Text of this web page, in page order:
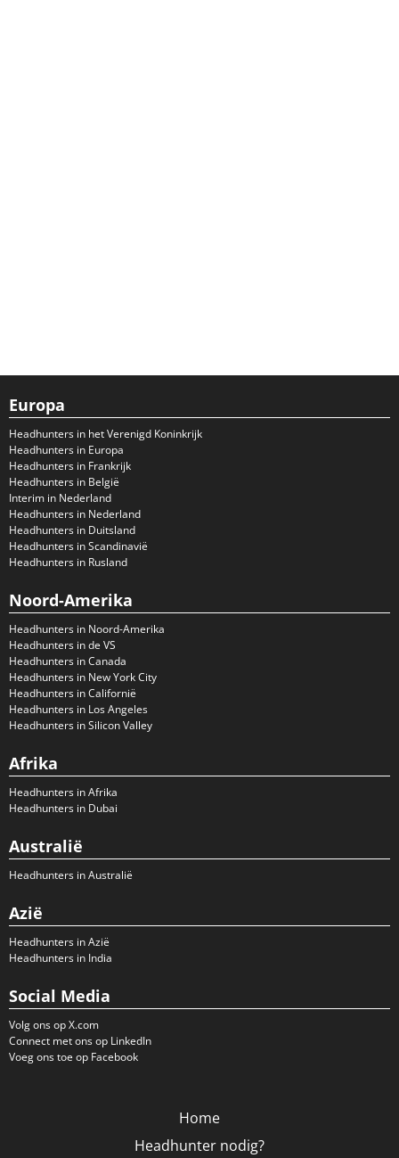
Europa
Headhunters in het Verenigd Koninkrijk
Headhunters in Europa
Headhunters in Frankrijk
Headhunters in België
Interim in Nederland
Headhunters in Nederland
Headhunters in Duitsland
Headhunters in Scandinavië
Headhunters in Rusland
Noord-Amerika
Headhunters in Noord-Amerika
Headhunters in de VS
Headhunters in Canada
Headhunters in New York City
Headhunters in Californië
Headhunters in Los Angeles
Headhunters in Silicon Valley
Afrika
Headhunters in Afrika
Headhunters in Dubai
Australië
Headhunters in Australië
Azië
Headhunters in Azië
Headhunters in India
Social Media
Volg ons op X.com
Connect met ons op LinkedIn
Voeg ons toe op Facebook
Home
Headhunter nodig?